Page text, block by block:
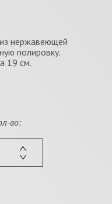
нержавеющей
полировку.
19 см.
во: